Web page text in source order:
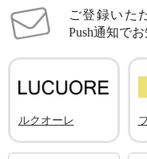
ご登録いた
Push通知で
ルクオーレ